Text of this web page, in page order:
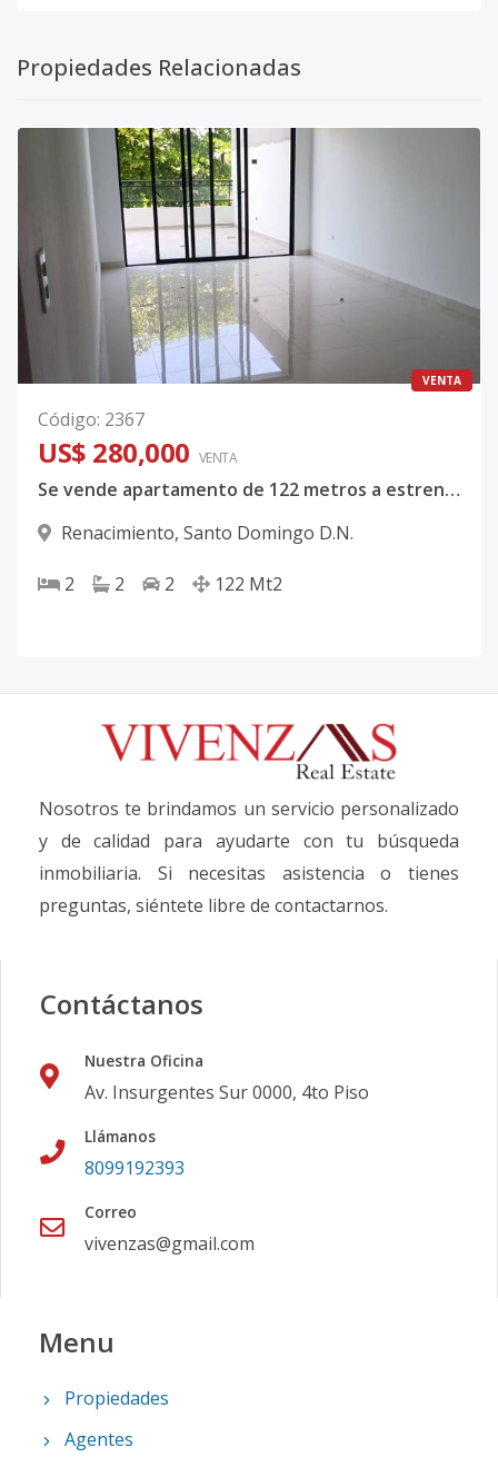
Propiedades Relacionadas
VENTA
Código: 2367
US$ 280,000 VENTA
Se vende apartamento de 122 metros a estrenar
Renacimiento, Santo Domingo D.N.
2 2 2 122 Mt2
Nosotros te brindamos un servicio personalizado
y de calidad para ayudarte con tu búsqueda
inmobiliaria. Si necesitas asistencia o tienes
preguntas, siéntete libre de contactarnos.
Contáctanos
Nuestra Oficina
Av. Insurgentes Sur 0000, 4to Piso
Llámanos
8099192393
Correo
vivenzas@gmail.com
Menu
Propiedades
Agentes